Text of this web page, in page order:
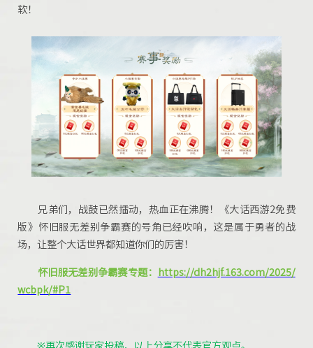
软！
兄弟们，战鼓已然擂动，热血正在沸腾！《大话西游2免费
版》怀旧服无差别争霸赛的号角已经吹响，这是属于勇者的战
场，让整个大话世界都知道你们的厉害！
怀旧服无差别争霸赛专题： https://dh2hjf.163.com/2025/
wcbpk/#P1
※再次感谢玩家投稿，以上分享不代表官方观点。